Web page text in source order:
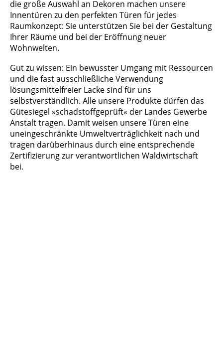
die große Auswahl an Dekoren machen unsere
Innentüren zu den perfekten Türen für jedes
Raumkonzept: Sie unterstützen Sie bei der Gestaltung
Ihrer Räume und bei der Eröffnung neuer
Wohnwelten.
Gut zu wissen: Ein bewusster Umgang mit Ressourcen
und die fast ausschließliche Verwendung
lösungsmittelfreier Lacke sind für uns
selbstverständlich. Alle unsere Produkte dürfen das
Gütesiegel »schadstoffgeprüft« der Landes Gewerbe
Anstalt tragen. Damit weisen unsere Türen eine
uneingeschränkte Umweltverträglichkeit nach und
tragen darüberhinaus durch eine entsprechende
Zertifizierung zur verantwortlichen Waldwirtschaft
bei.